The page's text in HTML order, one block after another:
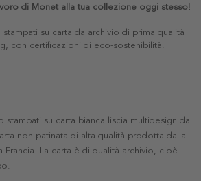
di Monet alla tua collezione oggi stesso!
su carta da archivio di prima qualità
con certificazioni di eco-sostenibilità.
stampati su carta bianca liscia multidesign da
non patinata di alta qualità prodotta dalla
Francia. La carta è di qualità archivio, cioè